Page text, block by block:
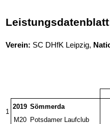
Verein: SC DHfK Leipzig,
1
2019 Sömmerda
M20
Potsdamer Laufclub